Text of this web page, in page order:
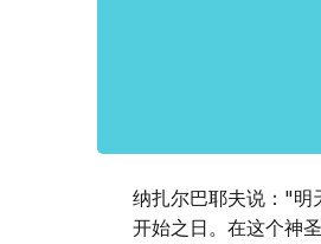
纳扎尔巴耶夫说："明
开始之日。在这个神